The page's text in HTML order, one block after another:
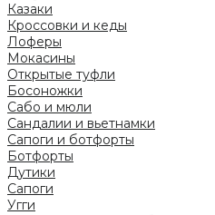
Казаки
Кроссовки и кеды
Лоферы
Мокасины
Открытые туфли
Босоножки
Сабо и мюли
Сандалии и вьетнамки
Сапоги и ботфорты
Ботфорты
Дутики
Сапоги
Угги